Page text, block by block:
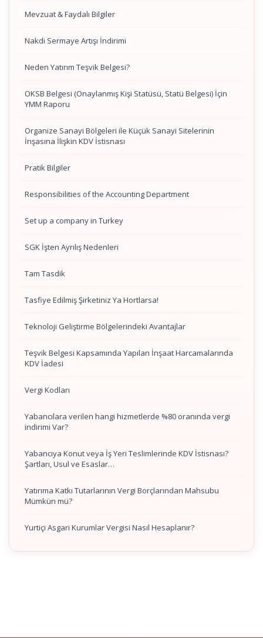
Mevzuat & Faydalı Bilgiler
Nakdi Sermaye Artışı İndirimi
Neden Yatırım Teşvik Belgesi?
OKSB Belgesi (Onaylanmış Kişi Statüsü, Statü Belgesi) İçin
YMM Raporu
Organize Sanayi Bölgeleri ile Küçük Sanayi Sitelerinin
İnşasına İlişkin KDV İstisnası
Pratik Bilgiler
Responsibilities of the Accounting Department
Set up a company in Turkey
SGK İşten Ayrılış Nedenleri
Tam Tasdik
Tasfiye Edilmiş Şirketiniz Ya Hortlarsa!
Teknoloji Geliştirme Bölgelerindeki Avantajlar
Teşvik Belgesi Kapsamında Yapılan İnşaat Harcamalarında
KDV İadesi
Vergi Kodları
Yabancılara verilen hangi hizmetlerde %80 oranında vergi
indirimi Var?
Yabancıya Konut veya İş Yeri Teslimlerinde KDV İstisnası?
Şartları, Usul ve Esaslar…
Yatırıma Katkı Tutarlarının Vergi Borçlarından Mahsubu
Mümkün mü?
Yurtiçi Asgari Kurumlar Vergisi Nasıl Hesaplanır?